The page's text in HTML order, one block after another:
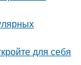
для себя